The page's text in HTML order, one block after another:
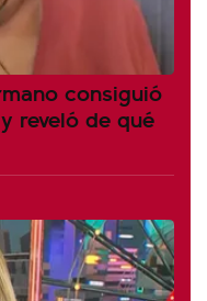
consiguió
reveló de qué